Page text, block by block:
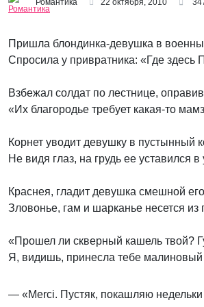
Романтика 22 октября, 2010
Пришла блондинка-девушка в
Спросила у привратника: «Где здесь
Взбежал солдат по лестнице,
«Их благородье требует какая-то
Корнет уводит девушку в пустынный
Не видя глаз, на грудь ее уставился в
Краснея, гладит девушка смешной его
Зловонье, гам и шарканье несется из
«Прошел ли скверный кашель твой?
Я, видишь, принесла тебе малиновый
— «Merci. Пустяк, покашляю